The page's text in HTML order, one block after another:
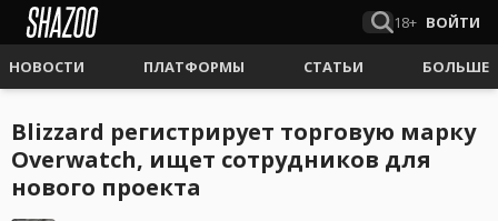
18+ ВОЙТИ
НОВОСТИ ПЛАТФОРМЫ СТАТЬИ БОЛЬШЕ
Blizzard регистрирует торговую марку
Overwatch, ищет сотрудников для
нового проекта